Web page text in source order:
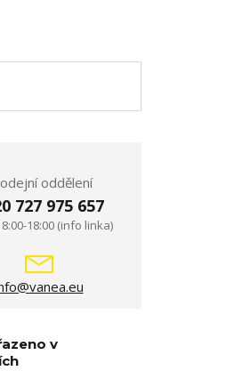
oddělení
727 975 657
8:00-18:00 (info linka)
v